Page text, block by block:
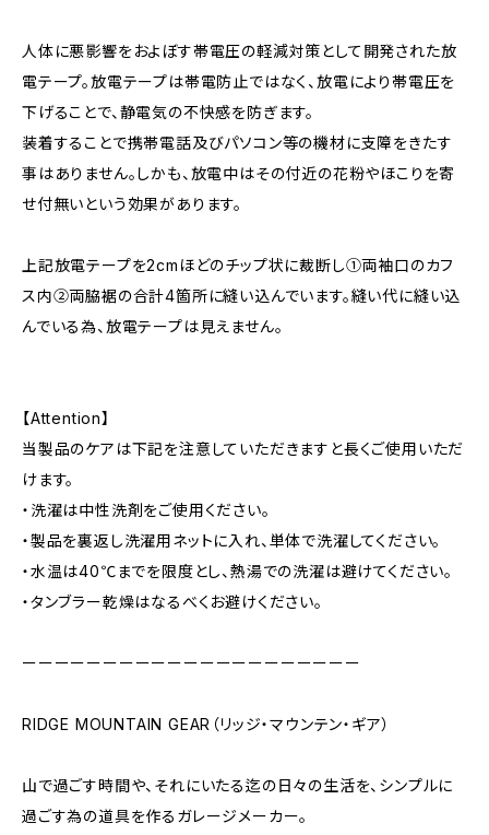
人体に悪影響をおよぼす帯電圧の軽減対策として開発された放
電テープ。放電テープは帯電防止ではなく、放電により帯電圧を
下げることで、静電気の不快感を防ぎます。
装着することで携帯電話及びパソコン等の機材に支障をきたす
事はありません。しかも、放電中はその付近の花粉やほこりを寄
せ付無いという効果があります。
上記放電テープを2cmほどのチップ状に裁断し①両袖口のカフ
ス内②両脇裾の合計4箇所に縫い込んでいます。縫い代に縫い込
んでいる為、放電テープは見えません。
【Attention】
当製品のケアは下記を注意していただきますと長くご使用いただ
けます。
・洗濯は中性洗剤をご使用ください。
・製品を裏返し洗濯用ネットに入れ、単体で洗濯してください。
・水温は40℃までを限度とし、熱湯での洗濯は避けてください。
・タンブラー乾燥はなるべくお避けください。
ーーーーーーーーーーーーーーーーーーーーー
RIDGE MOUNTAIN GEAR（リッジ・マウンテン・ギア）
山で過ごす時間や、それにいたる迄の日々の生活を、シンプルに
過ごす為の道具を作るガレージメーカー。